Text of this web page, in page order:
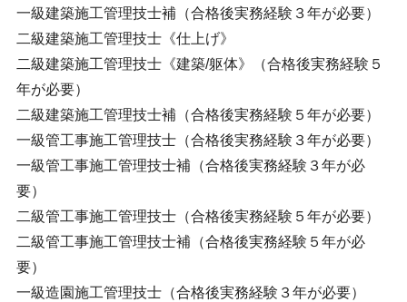
一級建築施工管理技士補（合格後実務経験３年が必要）
二級建築施工管理技士《仕上げ》
二級建築施工管理技士《建築/躯体》（合格後実務経験５
年が必要）
二級建築施工管理技士補（合格後実務経験５年が必要）
一級管工事施工管理技士（合格後実務経験３年が必要）
一級管工事施工管理技士補（合格後実務経験３年が必
要）
二級管工事施工管理技士（合格後実務経験５年が必要）
二級管工事施工管理技士補（合格後実務経験５年が必
要）
一級造園施工管理技士（合格後実務経験３年が必要）